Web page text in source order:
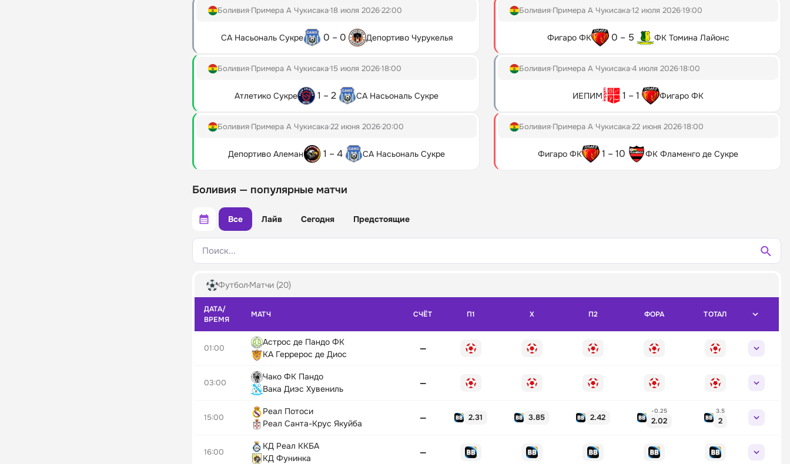
Боливия Примера А Чукисака18 июля 202622:00
СА Насьональ Сукре 0 – 0 Депортиво Чурукелья
Боливия Примера А Чукисака15 июля 202618:00
Атлетико Сукре 1 – 2 СА Насьональ Сукре
Боливия Примера А Чукисака22 июня 202620:00
Депортиво Алеман 1 – 4 СА Насьональ Сукре
Боливия Примера А Чукисака12 июля 202619:00
Фигаро ФК 0 – 5 ФК Томина Лайонс
Боливия Примера А Чукисака4 июля 202618:00
ИЕПИМ 1 – 1 Фигаро ФК
Боливия Примера А Чукисака22 июня 202618:00
Фигаро ФК 1 – 10 ФК Фламенго де Сукре
Боливия — популярные матчи
Все Лайв Сегодня Предстоящие
Поиск...
Футбол Матчи (20)
ДАТА/
ВРЕМЯ
МАТЧ СЧЁТ П1 X П2 ФОРА ТОТАЛ
01:00
Астрос де Пандо ФК
КА Геррерос де Диос
—
03:00
Чако ФК Пандо
Вака Диэс Хувениль
—
15:00
Реал Потоси
Реал Санта-Крус Якуйба
— 2.31 3.85 2.42
-0.25
2.02
3.5
2
16:00
КД Реал ККБА
КД Фунинка
—